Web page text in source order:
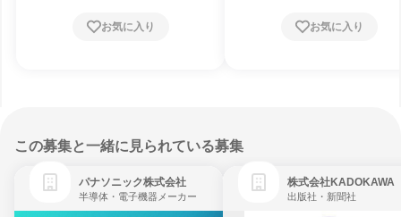
お気に入り お気に入り
この募集と一緒に見られている募集
パナソニック株式会社
半導体・電子機器メーカー
株式会社KADOKAWA
出版社・新聞社